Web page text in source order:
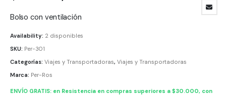
Bolso con ventilación
Availability: 2 disponibles
SKU: Per-301
Categorías: Viajes y Transportadoras, Viajes y Transportadoras
Marca: Per-Ros
ENVÍO GRATIS: en Resistencia en compras superiores a $30.000, con